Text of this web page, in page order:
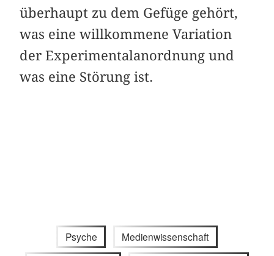
überhaupt zu dem Gefüge gehört,
was eine willkommene Variation
der Experimentalanordnung und
was eine Störung ist.
Psyche Medienwissenschaft